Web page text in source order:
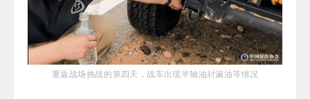
重返战场挑战的第四天，战车出现半轴油封漏油等情况